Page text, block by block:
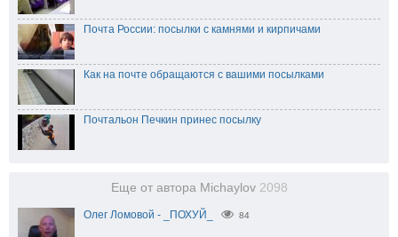
Почта России: посылки с камнями и кирпичами
Как на почте обращаются с вашими посылками
Почтальон Печкин принес посылку
Еще от автора Michaylov 2098
Олег Ломовой - _ПОХУЙ_ 84